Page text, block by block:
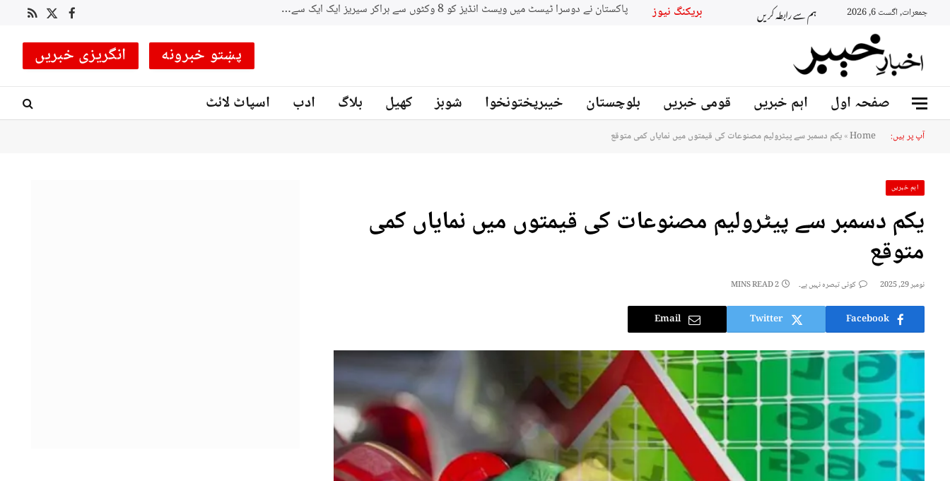
جمعرات, اگست 6, 2026 ہم سے رابطہ کریں بریکنگ نیوز Facebook
X
RSS
پښتو خبرونه انگریزی خبریں
صفحہ اول اہم خبریں قومی خبریں بلوچستان خیبرپختونخوا شوبز کھیل بلاگ ادب اسپاٹ لائٹ
آپ پر ہیں: Home
»یکم دسمبر سے پیٹرولیم مصنوعات کی قیمتوں میں نمایاں کمی متوقع
اہم خبریں
یکم دسمبر سے پیٹرولیم مصنوعات کی قیمتوں میں نمایاں کمی
متوقع
نومبر 29, 2025 کوئی تبصرہ نہیں ہے۔ 2 MINS READ
Facebook
Twitter
Email